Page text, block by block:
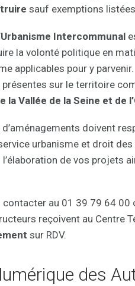
sauf exemptions
Intercommunal
la volonté politique en
applicables pour y
présentes sur le territoire
la Vallée de la Seine et de
doivent
urbanisme et droit
de vos projets
au 01 39 79 64 00
reçoivent au Centre
sur RDV.
des